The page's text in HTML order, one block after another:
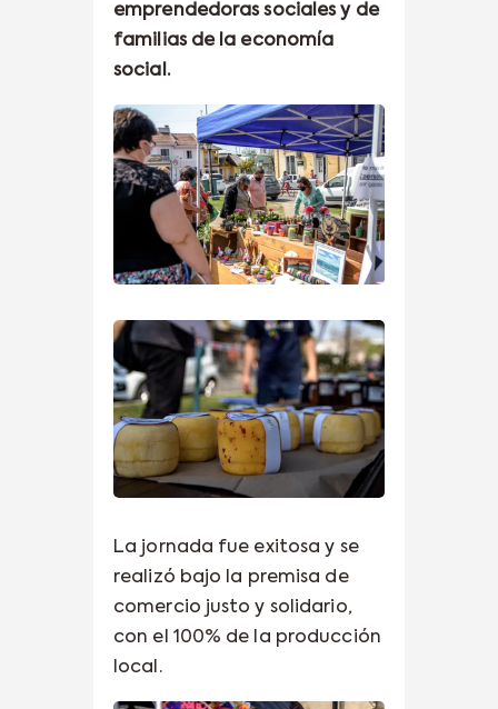
emprendedoras sociales y de
familias de la economía
social.
La jornada fue exitosa y se
realizó bajo la premisa de
comercio justo y solidario,
con el 100% de la producción
local.